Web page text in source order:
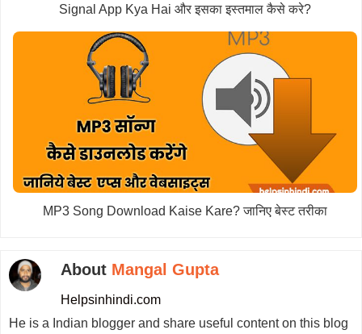
Signal App Kya Hai और इसका इस्तमाल कैसे करे?
MP3 Song Download Kaise Kare? जानिए बेस्ट तरीका
About Mangal Gupta
Helpsinhindi.com
He is a Indian blogger and share useful content on this blog